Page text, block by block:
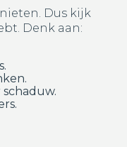
Dus kijk
Denk aan: